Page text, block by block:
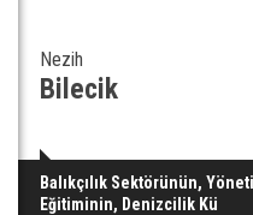
Nezih
Bilecik
Balıkçılık Sektörünün,
Eğitiminin, Denizcilik Kü